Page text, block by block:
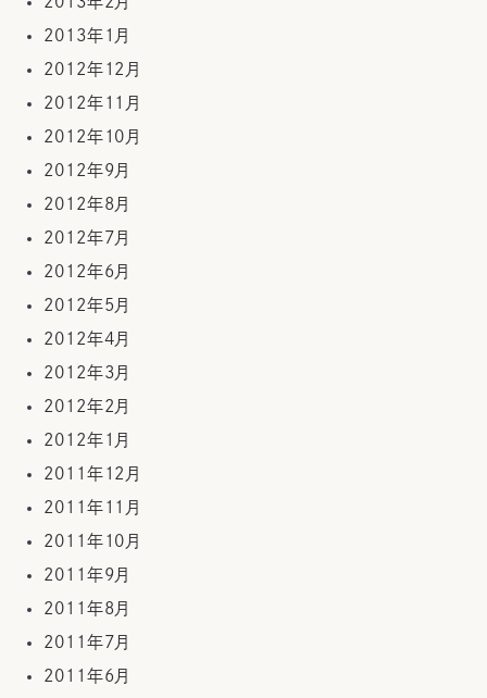
2013年1月
2012年12月
2012年11月
2012年10月
2012年9月
2012年8月
2012年7月
2012年6月
2012年5月
2012年4月
2012年3月
2012年2月
2012年1月
2011年12月
2011年11月
2011年10月
2011年9月
2011年8月
2011年7月
2011年6月